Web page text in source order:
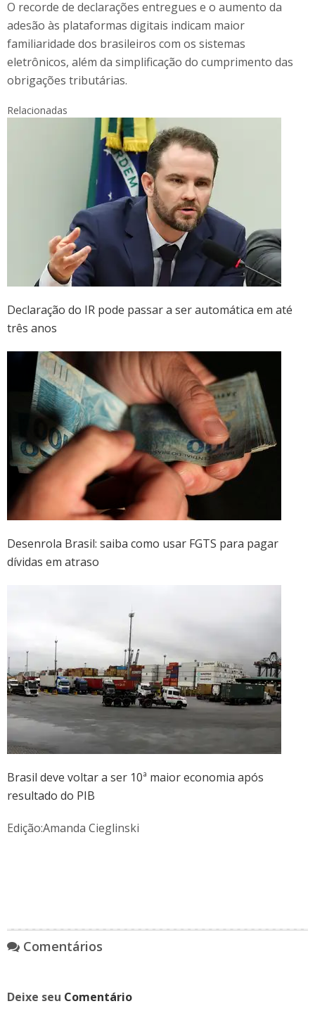
O recorde de declarações entregues e o aumento da
adesão às plataformas digitais indicam maior
familiaridade dos brasileiros com os sistemas
eletrônicos, além da simplificação do cumprimento das
obrigações tributárias.
Relacionadas
Declaração do IR pode passar a ser automática em até
três anos
Desenrola Brasil: saiba como usar FGTS para pagar
dívidas em atraso
Brasil deve voltar a ser 10ª maior economia após
resultado do PIB
Edição:Amanda Cieglinski
Comentários
Deixe seu Comentário